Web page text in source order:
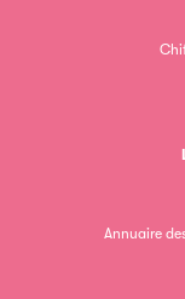
Annuaire
Clic.EDIt, pour
tous les acteurs